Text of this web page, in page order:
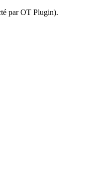
par OT Plugin).